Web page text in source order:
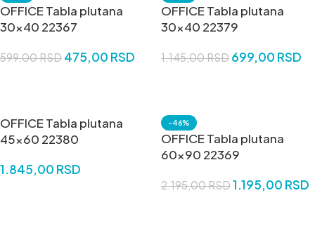
OFFICE Tabla plutana
30×40 22367
599,00RSD 475,00 RSD
OFFICE Tabla plutana
30×40 22379
1.145,00RSD 699,00 RSD
OFFICE Tabla plutana
45×60 22380
1.845,00 RSD
-46%
OFFICE Tabla plutana
60×90 22369
2.195,00RSD1.195,00 RSD